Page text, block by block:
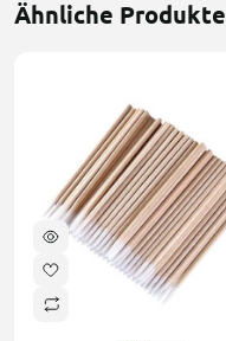
Ähnliche Produkte